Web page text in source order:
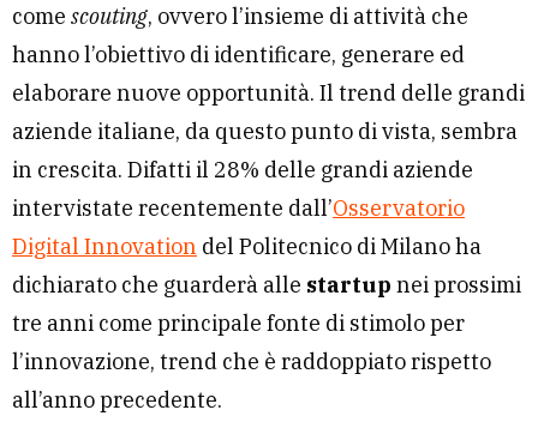
come scouting, ovvero l’insieme di attività che
hanno l’obiettivo di identificare, generare ed
elaborare nuove opportunità. Il trend delle grandi
aziende italiane, da questo punto di vista, sembra
in crescita. Difatti il 28% delle grandi aziende
intervistate recentemente dall’Osservatorio
Digital Innovation del Politecnico di Milano ha
dichiarato che guarderà alle startup nei prossimi
tre anni come principale fonte di stimolo per
l’innovazione, trend che è raddoppiato rispetto
all’anno precedente.